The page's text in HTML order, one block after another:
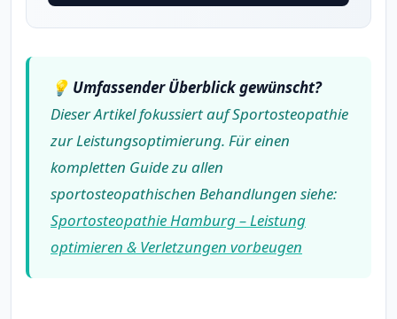
💡 Umfassender Überblick gewünscht?
Dieser Artikel fokussiert auf Sportosteopathie
zur Leistungsoptimierung. Für einen
kompletten Guide zu allen
sportosteopathischen Behandlungen siehe:
Sportosteopathie Hamburg – Leistung
optimieren & Verletzungen vorbeugen